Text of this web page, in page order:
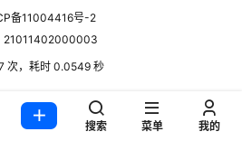
备11004416号-2
21011402000003
次，耗时 0.0549 秒
搜索 菜单 我的